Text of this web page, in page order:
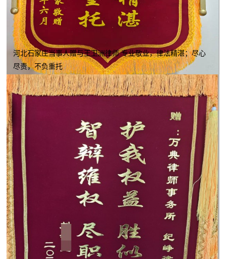
河北石家庄当事人赠与王卫洲律师 专业敬业，律法精湛；尽心
尽责，不负重托